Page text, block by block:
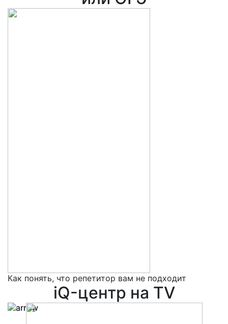
Как понять, что репетитор вам не подходит
iQ-центр на TV